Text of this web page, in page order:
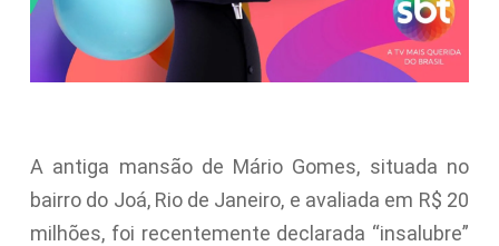
A antiga mansão de Mário Gomes, situada no
bairro do Joá, Rio de Janeiro, e avaliada em R$ 20
milhões, foi recentemente declarada “insalubre”